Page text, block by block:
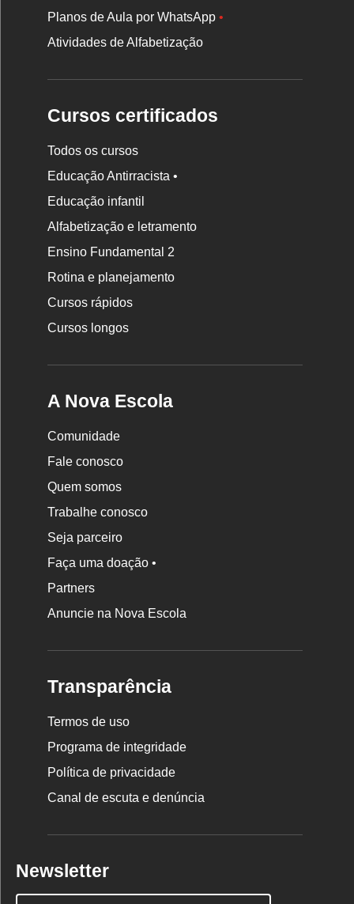
Planos de Aula por WhatsApp•
Atividades de Alfabetização
Cursos certificados
Todos os cursos
Educação Antirracista •
Educação infantil
Alfabetização e letramento
Ensino Fundamental 2
Rotina e planejamento
Cursos rápidos
Cursos longos
A Nova Escola
Comunidade
Fale conosco
Quem somos
Trabalhe conosco
Seja parceiro
Faça uma doação •
Partners
Anuncie na Nova Escola
Transparência
Termos de uso
Programa de integridade
Política de privacidade
Canal de escuta e denúncia
Newsletter